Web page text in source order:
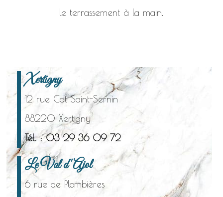
le terrassement à la main.
Xertigny
12 rue Cdt Saint-Sernin
88220 Xertigny
Tél. : 03 29 36 09 72
Le Val d'Ajol
6 rue de Plombières